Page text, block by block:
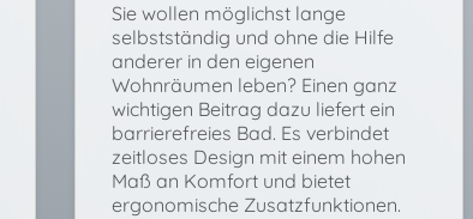
Sie wollen möglichst lange
selbstständig und ohne die Hilfe
anderer in den eigenen
Wohnräumen leben? Einen ganz
wichtigen Beitrag dazu liefert ein
barrierefreies Bad. Es verbindet
zeitloses Design mit einem hohen
Maß an Komfort und bietet
ergonomische Zusatzfunktionen.